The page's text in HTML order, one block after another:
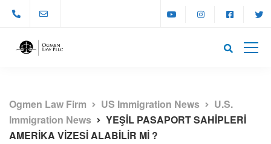
Ogmen Law Firm US Immigration News
U.S.
Immigration News
YEŞİL PASAPORT SAHİPLERİ
AMERİKA VİZESİ ALABİLİR Mİ ?